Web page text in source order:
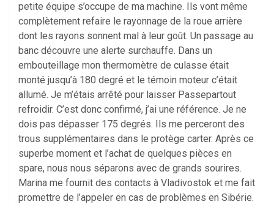
petite équipe s’occupe de ma machine. Ils vont même
complètement refaire le rayonnage de la roue arrière
dont les rayons sonnent mal à leur goût. Un passage au
banc découvre une alerte surchauffe. Dans un
embouteillage mon thermomètre de culasse était
monté jusqu’à 180 degré et le témoin moteur c’était
allumé. Je m’étais arrêté pour laisser Passepartout
refroidir. C’est donc confirmé, j’ai une référence. Je ne
dois pas dépasser 175 degrés. Ils me perceront des
trous supplémentaires dans le protège carter. Après ce
superbe moment et l’achat de quelques pièces en
spare, nous nous séparons avec de grands sourires.
Marina me fournit des contacts à Vladivostok et me fait
promettre de l’appeler en cas de problèmes en Sibérie.